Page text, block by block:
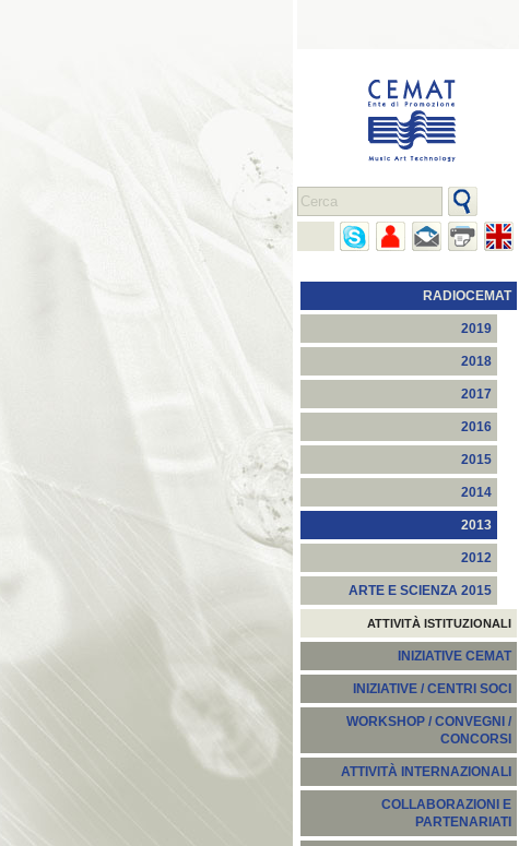
RADIOCEMAT
2019
2018
2017
2016
2015
2014
2013
2012
ARTE E SCIENZA 2015
ATTIVITÀ ISTITUZIONALI
INIZIATIVE CEMAT
INIZIATIVE / CENTRI SOCI
WORKSHOP / CONVEGNI /
CONCORSI
ATTIVITÀ INTERNAZIONALI
COLLABORAZIONI E
PARTENARIATI